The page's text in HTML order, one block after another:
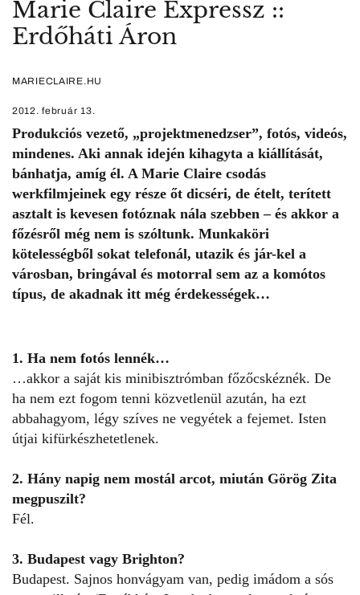
Marie Claire Expressz ::
Erdőháti Áron
MARIECLAIRE.HU
2012. február 13.
Produkciós vezető, „projektmenedzser”, fotós, videós,
mindenes. Aki annak idején kihagyta a kiállítását,
bánhatja, amíg él. A Marie Claire csodás
werkfilmjeinek egy része őt dicséri, de ételt, terített
asztalt is kevesen fotóznak nála szebben – és akkor a
főzésről még nem is szóltunk. Munkaköri
kötelességből sokat telefonál, utazik és jár-kel a
városban, bringával és motorral sem az a komótos
típus, de akadnak itt még érdekességek…
1. Ha nem fotós lennék…
…akkor a saját kis minibisztrómban főzőcskéznék. De
ha nem ezt fogom tenni közvetlenül azután, ha ezt
abbahagyom, légy szíves ne vegyétek a fejemet. Isten
útjai kifürkészhetetlenek.
2. Hány napig nem mostál arcot, miután Görög Zita
megpuszilt?
Fél.
3. Budapest vagy Brighton?
Budapest. Sajnos honvágyam van, pedig imádom a sós